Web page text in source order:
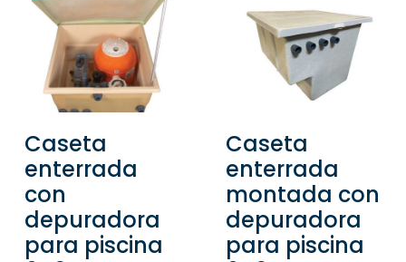
Caseta
enterrada
con
depuradora
para piscina
Caseta
enterrada
montada con
depuradora
para piscina